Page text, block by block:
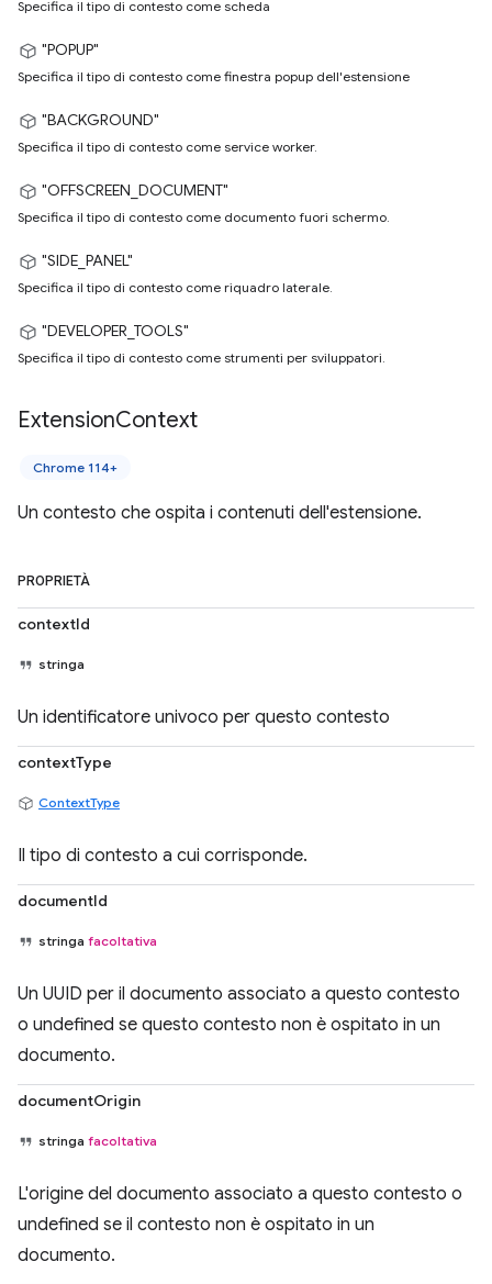
Specifica il tipo di contesto come scheda
"POPUP"
Specifica il tipo di contesto come finestra popup dell'estensione
"BACKGROUND"
Specifica il tipo di contesto come service worker.
"OFFSCREEN_DOCUMENT"
Specifica il tipo di contesto come documento fuori schermo.
"SIDE_PANEL"
Specifica il tipo di contesto come riquadro laterale.
"DEVELOPER_TOOLS"
Specifica il tipo di contesto come strumenti per sviluppatori.
ExtensionContext
Chrome 114+
Un contesto che ospita i contenuti dell'estensione.
PROPRIETÀ
contextId
stringa
Un identificatore univoco per questo contesto
contextType
ContextType
Il tipo di contesto a cui corrisponde.
documentId
stringa facoltativa
Un UUID per il documento associato a questo contesto
o undefined se questo contesto non è ospitato in un
documento.
documentOrigin
stringa facoltativa
L'origine del documento associato a questo contesto o
undefined se il contesto non è ospitato in un
documento.